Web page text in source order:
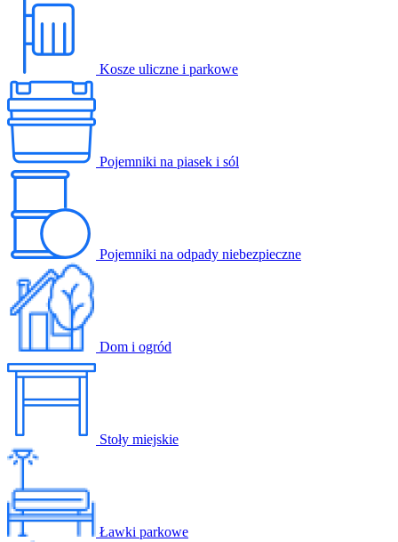
Kosze uliczne i parkowe
Pojemniki na piasek i sól
Pojemniki na odpady niebezpieczne
Dom i ogród
Stoły miejskie
Ławki parkowe